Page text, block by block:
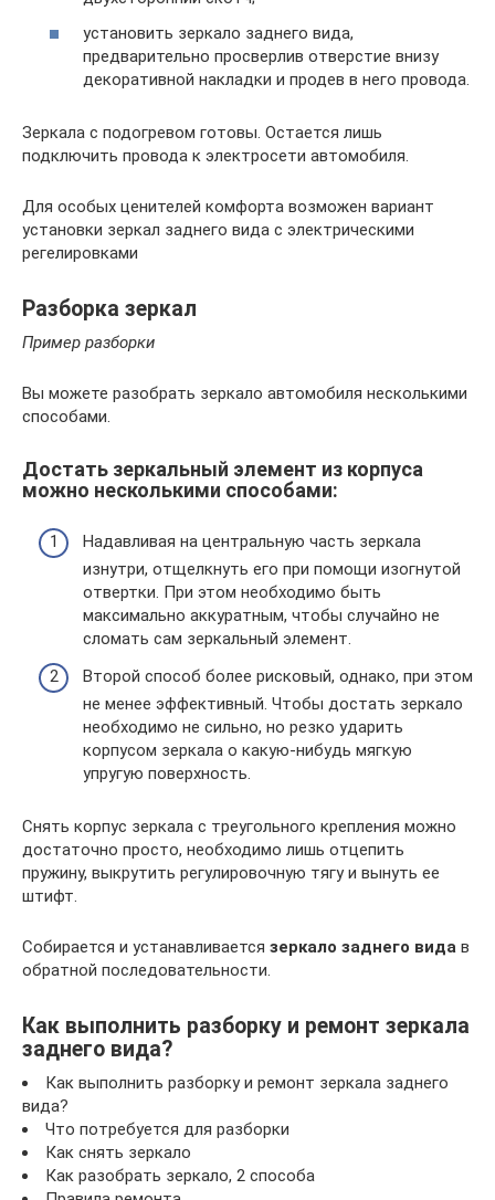
установить зеркало заднего вида,
предварительно просверлив отверстие внизу
декоративной накладки и продев в него провода.
Зеркала с подогревом готовы. Остается лишь
подключить провода к электросети автомобиля.
Для особых ценителей комфорта возможен вариант
установки зеркал заднего вида с электрическими
регелировками
Разборка зеркал
Пример разборки
Вы можете разобрать зеркало автомобиля несколькими
способами.
Достать зеркальный элемент из корпуса
можно несколькими способами:
Надавливая на центральную часть зеркала
изнутри, отщелкнуть его при помощи изогнутой
отвертки. При этом необходимо быть
максимально аккуратным, чтобы случайно не
сломать сам зеркальный элемент.
Второй способ более рисковый, однако, при этом
не менее эффективный. Чтобы достать зеркало
необходимо не сильно, но резко ударить
корпусом зеркала о какую-нибудь мягкую
упругую поверхность.
Снять корпус зеркала с треугольного крепления можно
достаточно просто, необходимо лишь отцепить
пружину, выкрутить регулировочную тягу и вынуть ее
штифт.
Собирается и устанавливается зеркало заднего вида в
обратной последовательности.
Как выполнить разборку и ремонт зеркала
заднего вида?
Как выполнить разборку и ремонт зеркала заднего
вида?
Что потребуется для разборки
Как снять зеркало
Как разобрать зеркало, 2 способа